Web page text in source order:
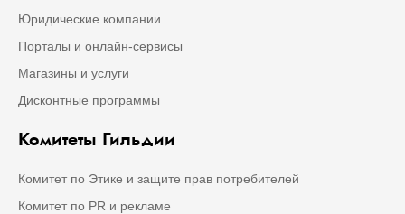
Юридические компании
Порталы и онлайн-сервисы
Магазины и услуги
Дисконтные программы
Комитеты Гильдии
Комитет по Этике и защите прав потребителей
Комитет по PR и рекламе